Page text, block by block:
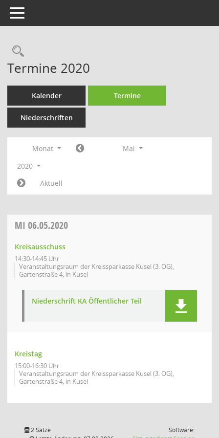
Toggle navigation
Rechercheauswahl
Termine 2020
Kalender Termine
Niederschriften
Monat
Mai
2020
Aktuell
MI 06.05.2020
Kreisausschuss
14:30-14:45 Uhr
Veranstaltungsraum der Kreissparkasse Kusel (3. OG),
Gartenstraße 4, in Kusel
Niederschrift KA Öffentlicher Teil
Kreistag
15:00-16:30 Uhr
Veranstaltungsraum der Kreissparkasse Kusel (3. OG),
Gartenstraße 4, in Kusel
2 Sätze
Software: